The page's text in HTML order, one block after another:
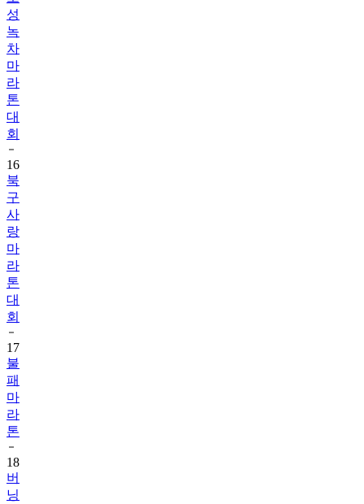
성
녹
차
마
라
톤
대
회
16
북
구
사
랑
마
라
톤
대
회
17
불
패
마
라
톤
18
버
닝